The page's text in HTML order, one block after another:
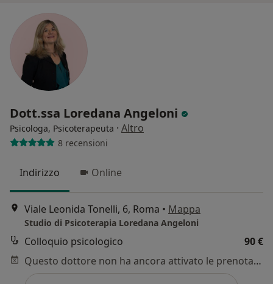
Dott.ssa Loredana Angeloni
Psicologa, Psicoterapeuta · Altro
8 recensioni
Indirizzo Online
Viale Leonida Tonelli, 6, Roma • Mappa
Studio di Psicoterapia Loredana Angeloni
Colloquio psicologico
90 €
Questo dottore non ha ancora attivato le prenotazioni online presso questo indirizzo.